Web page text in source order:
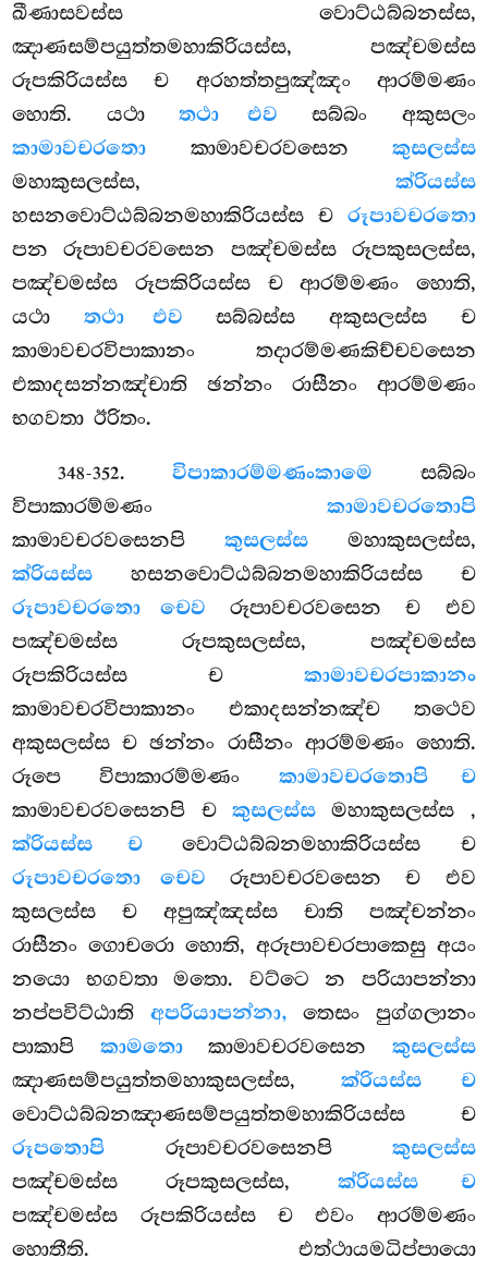
ඛීණාසවස්ස වොට්ඨබ්බනස්ස,
ඤාණසම්පයුත්තමහාකිරියස්ස, පඤ්චමස්ස
රූපකිරියස්ස ච අරහත්තපුඤ්ඤං ආරම්මණං
හොති. යථා තථා එව සබ්බං අකුසලං
කාමාවචරතො කාමාවචරවසෙන කුසලස්ස
මහාකුසලස්ස, ක්රියස්ස
හසනවොට්ඨබ්බනමහාකිරියස්ස ච රූපාවචරතො
පන රූපාවචරවසෙන පඤ්චමස්ස රූපකුසලස්ස,
පඤ්චමස්ස රූපකිරියස්ස ච ආරම්මණං හොති,
යථා තථා එව සබ්බස්ස අකුසලස්ස ච
කාමාවචරවිපාකානං තදාරම්මණකිච්චවසෙන
එකාදසන්නඤ්චාති ඡන්නං රාසීනං ආරම්මණං
භගවතා ඊරිතං.
348-352.විපාකාරම්මණංකාමෙ සබ්බං
විපාකාරම්මණං කාමාවචරතොපි
කාමාවචරවසෙනපි කුසලස්ස මහාකුසලස්ස,
ක්රියස්ස හසනවොට්ඨබ්බනමහාකිරියස්ස ච
රූපාවචරතො චෙව රූපාවචරවසෙන ච එව
පඤ්චමස්ස රූපකුසලස්ස, පඤ්චමස්ස
රූපකිරියස්ස ච කාමාවචරපාකානං
කාමාවචරවිපාකානං එකාදසන්නඤ්ච තථෙව
අකුසලස්ස ච ඡන්නං රාසීනං ආරම්මණං හොති.
රූපෙ විපාකාරම්මණං කාමාවචරතොපි ච
කාමාවචරවසෙනපි ච කුසලස්ස මහාකුසලස්ස ,
ක්රියස්ස චවොට්ඨබ්බනමහාකිරියස්ස ච
රූපාවචරතො චෙව රූපාවචරවසෙන ච එව
කුසලස්ස ච අපුඤ්ඤස්ස චාති පඤ්චන්නං
රාසීනං ගොචරො හොති, අරූපාවචරපාකෙසු අයං
නයො භගවතා මතො. වට්ටෙ න පරියාපන්නා
නප්පවිට්ඨාති අපරියාපන්නා, තෙසං පුග්ගලානං
පාකාපි කාමතොකාමාවචරවසෙන කුසලස්ස
ඤාණසම්පයුත්තමහාකුසලස්ස, ක්රියස්ස ච
වොට්ඨබ්බනඤාණසම්පයුත්තමහාකිරියස්ස ච
රූපතොපි රූපාවචරවසෙනපි කුසලස්ස
පඤ්චමස්ස රූපකුසලස්ස, ක්රියස්ස ච
පඤ්චමස්ස රූපකිරියස්ස ච එවං ආරම්මණං
හොතීති. එත්ථායමධිප්පායො